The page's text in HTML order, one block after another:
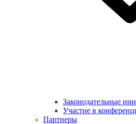
Законодательные
Участие в
Партнеры